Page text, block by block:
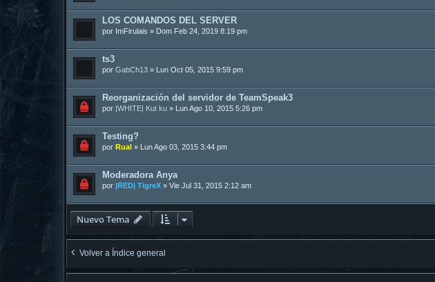
LOS COMANDOS DEL SERVER
por ImFirulais » Dom Feb 24, 2019 8:19 pm
ts3
por GabCh13 » Lun Oct 05, 2015 9:59 pm
Reorganización del servidor de TeamSpeak3
por |WHITE| Kut ku » Lun Ago 10, 2015 5:26 pm
Testing?
por Rual » Lun Ago 03, 2015 3:44 pm
Moderadora Anya
por |RED| TigreX » Vie Jul 31, 2015 2:12 am
Nuevo Tema
Volver a Índice general